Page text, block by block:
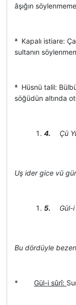
âşığın
ª Kapalı istiare:
sultanın
ª Hüsnü talil:
söğüdün altında
4. Çü
Uş ider gice vü
5. Gül-
Bu dördüyle
* Gül-i sûrî: